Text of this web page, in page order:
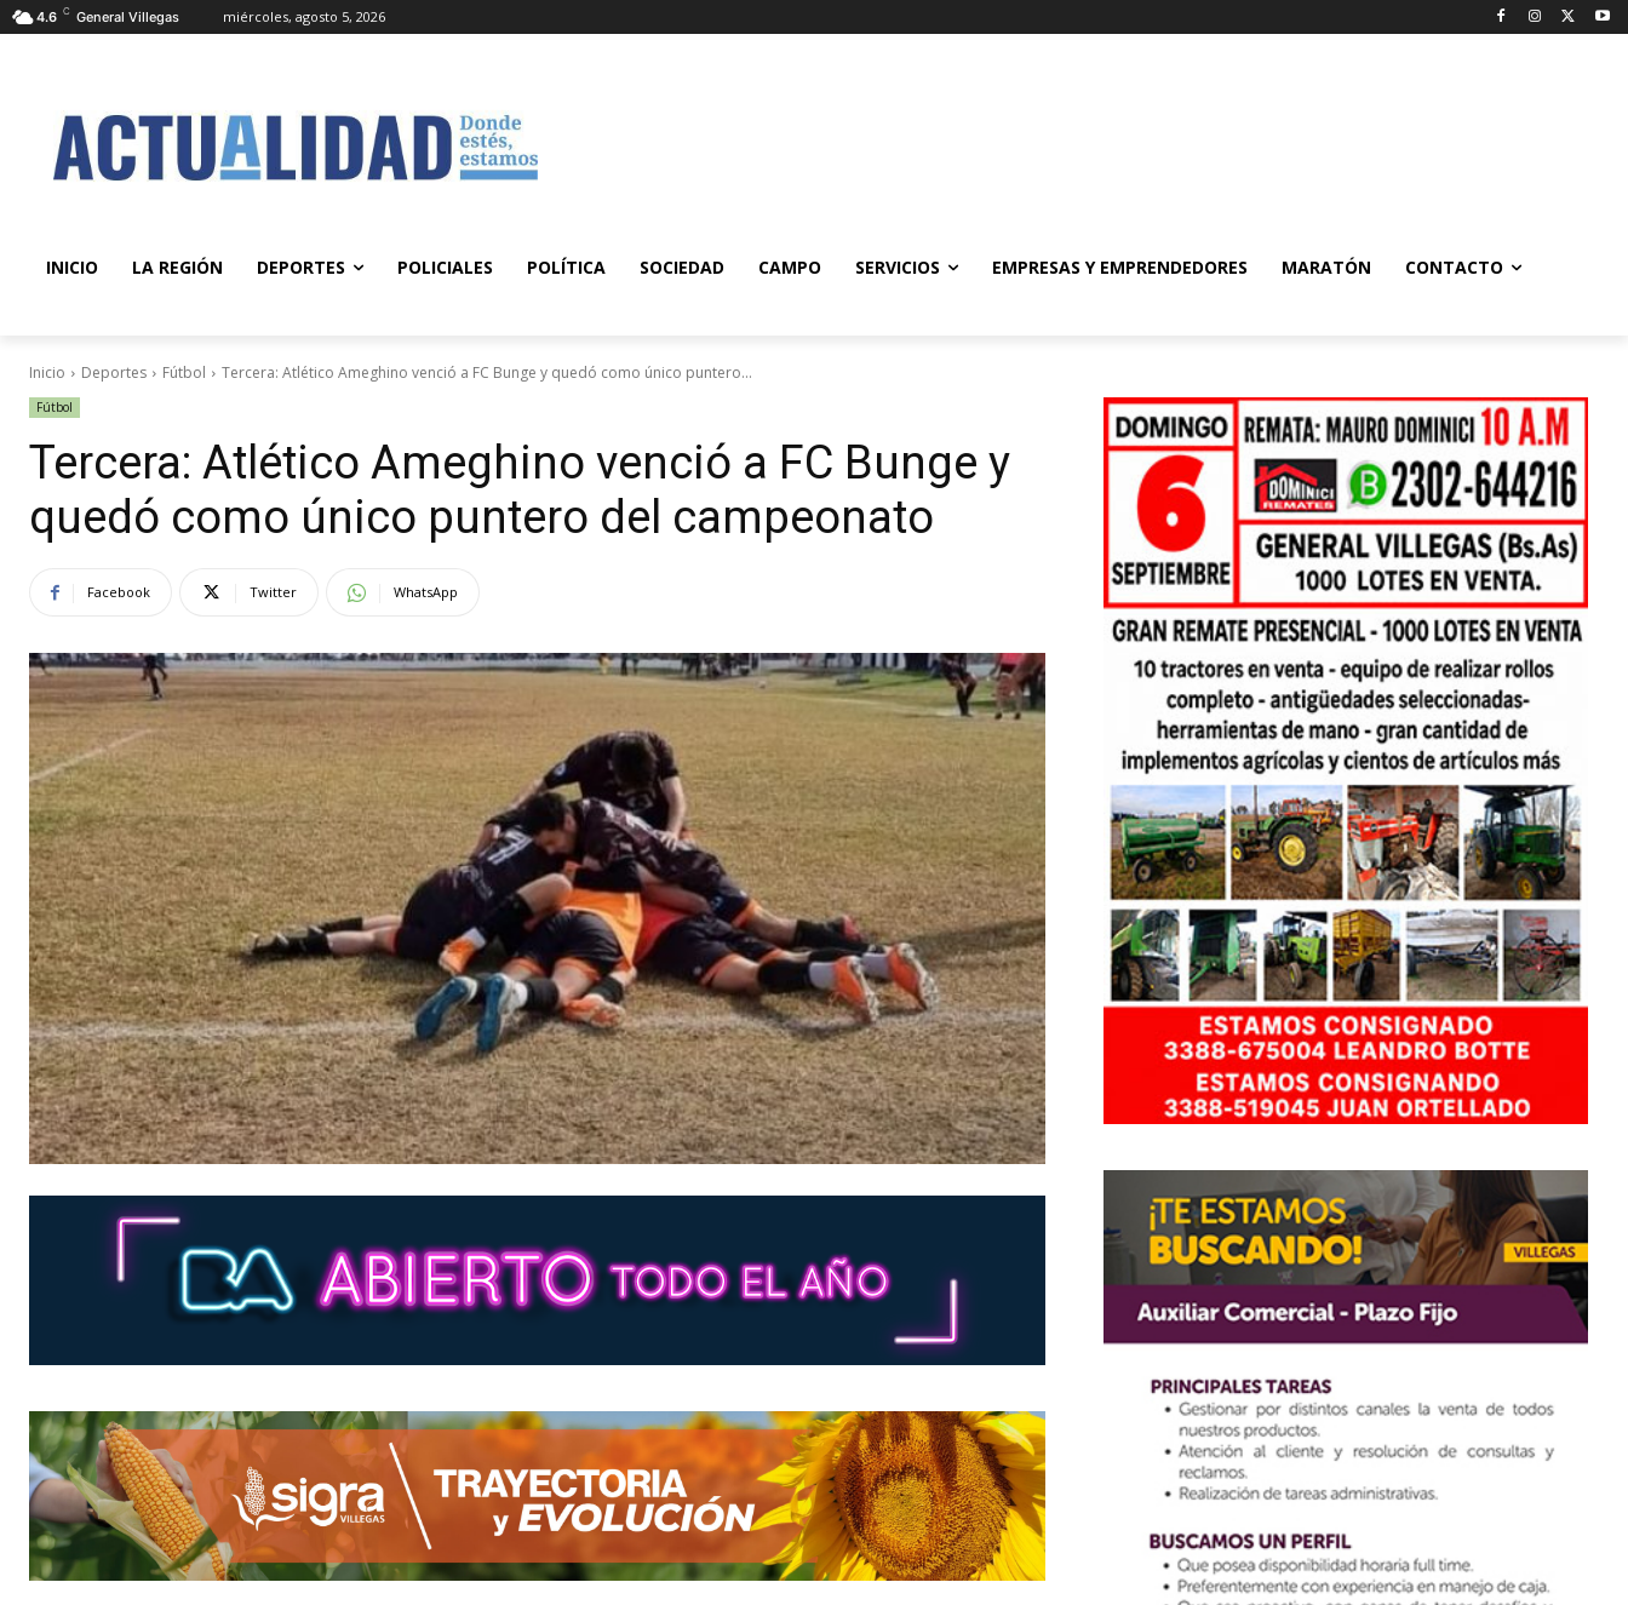
4.6 C General Villegas miércoles, agosto 5, 2026
INICIO LA REGIÓN DEPORTES POLICIALES POLÍTICA SOCIEDAD CAMPO SERVICIOS EMPRESAS Y EMPRENDEDORES MARATÓN CONTACTO
Inicio Deportes Fútbol Tercera: Atlético Ameghino venció a FC Bunge y quedó como único puntero...
Fútbol
Tercera: Atlético Ameghino venció a FC Bunge y
quedó como único puntero del campeonato
Facebook Twitter WhatsApp